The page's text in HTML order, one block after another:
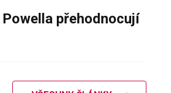
přehodnocují